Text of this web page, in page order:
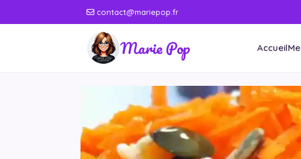
contact@mariepop.fr
Marie Pop Accueil